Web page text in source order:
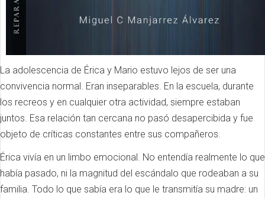
La adolescencia de Érica y Mario estuvo lejos de ser una
convivencia normal. Eran inseparables. En la escuela, durante
los recreos y en cualquier otra actividad, siempre estaban
juntos. Esa relación tan cercana no pasó desapercibida y fue
objeto de críticas constantes entre sus compañeros.
Érica vivía en un limbo emocional. No entendía realmente lo que
había pasado, ni la magnitud del escándalo que rodeaban a su
familia. Todo lo que sabía era lo que le transmitía su madre: un